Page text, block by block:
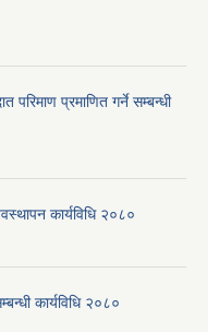
परिमाण प्रमाणित गर्ने सम्बन्धी
कार्यविधि २०८०
कार्यविधि २०८०